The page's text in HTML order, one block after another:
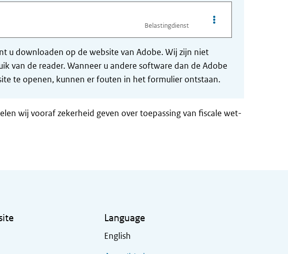
Belastingdienst
Opties van bestand
u downloaden op de website van Adobe. Wij zijn niet
van de reader. Wanneer u andere software dan de Adobe
te openen, kunnen er fouten in het formulier ontstaan.
wij vooraf zekerheid geven over toepassing van fiscale wet-
Language
English